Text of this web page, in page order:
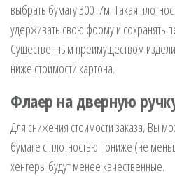
выбрать бумагу 300 г/м. Такая
удерживать свою форму и сохранять
Существенным преимуществом
ниже стоимости картона.
Флаер на дверную
Для снижения стоимости заказа, Вы
бумаге с плотностью пониже (не
хенгеры будут менее качественные.